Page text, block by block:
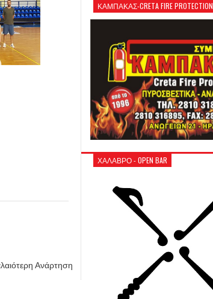
Ανάρτηση
ΚΑΜΠΑΚΑΣ-CRETA FIRE PROTECTION
ΧΑΛΑΒΡΟ - OPEN BAR